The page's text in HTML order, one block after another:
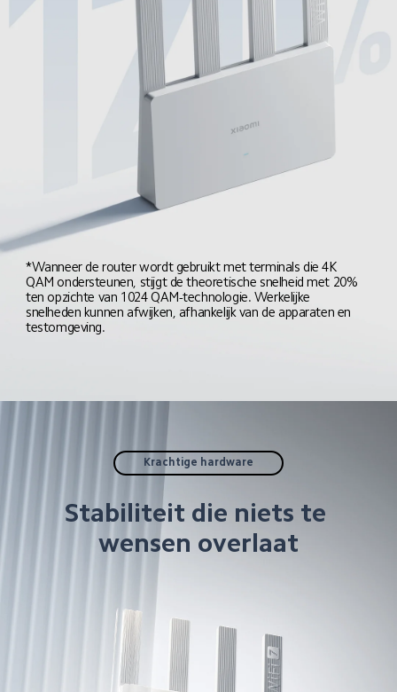
*Wanneer de router wordt gebruikt met terminals die 4K
QAM ondersteunen, stijgt de theoretische snelheid met 20%
ten opzichte van 1024 QAM-technologie. Werkelijke
snelheden kunnen afwijken, afhankelijk van de apparaten en
testomgeving.
Krachtige hardware
Stabiliteit die niets te
wensen overlaat